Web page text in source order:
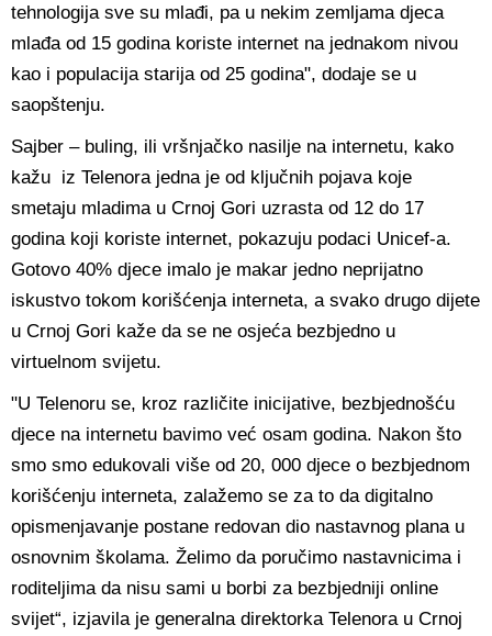
tehnologija sve su mlađi, pa u nekim zemljama djeca
mlađa od 15 godina koriste internet na jednakom nivou
kao i populacija starija od 25 godina", dodaje se u
saopštenju.
Sajber – buling, ili vršnjačko nasilje na internetu, kako
kažu iz Telenora jedna je od ključnih pojava koje
smetaju mladima u Crnoj Gori uzrasta od 12 do 17
godina koji koriste internet, pokazuju podaci Unicef-a.
Gotovo 40% djece imalo je makar jedno neprijatno
iskustvo tokom korišćenja interneta, a svako drugo dijete
u Crnoj Gori kaže da se ne osjeća bezbjedno u
virtuelnom svijetu.
"U Telenoru se, kroz različite inicijative, bezbjednošću
djece na internetu bavimo već osam godina. Nakon što
smo smo edukovali više od 20, 000 djece o bezbjednom
korišćenju interneta, zalažemo se za to da digitalno
opismenjavanje postane redovan dio nastavnog plana u
osnovnim školama. Želimo da poručimo nastavnicima i
roditeljima da nisu sami u borbi za bezbjedniji online
svijet“, izjavila je generalna direktorka Telenora u Crnoj